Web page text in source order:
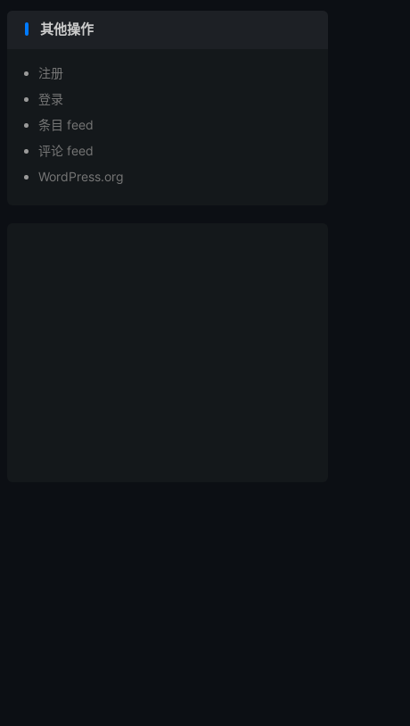
其他操作
注册
登录
条目 feed
评论 feed
WordPress.org